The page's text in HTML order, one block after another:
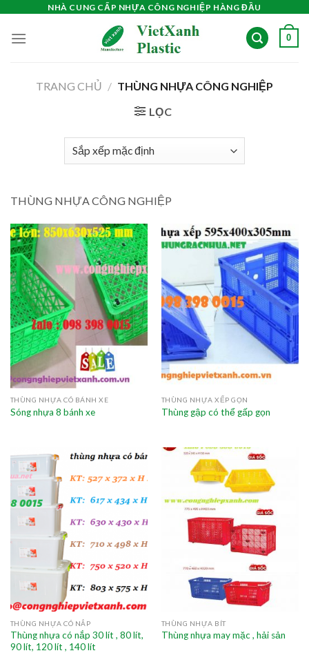
content
NHÀ CUNG CẤP NHỰA CÔNG NGHIỆP HÀNG ĐẦU
0
TRANG CHỦ / THÙNG NHỰA CÔNG NGHIỆP
LỌC
THÙNG NHỰA CÔNG NGHIỆP
THÙNG NHỰA CÓ BÁNH XE
Sóng nhựa 8 bánh xe
THÙNG NHỰA XẾP GỌN
Thùng gập có thể gấp gọn
THÙNG NHỰA CÓ NẮP
Thùng nhựa có nắp 30 lít , 80 lít,
90 lít, 120 lít , 140 lít
THÙNG NHỰA BÍT
Thùng nhựa may mặc , hải sản